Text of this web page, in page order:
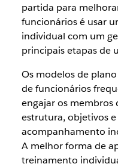
partida para
funcionários é usar
individual com um
principais etapas de
Os modelos de
de funcionários
engajar os membros
estrutura, objetivos
acompanhamento
A melhor forma de
treinamento